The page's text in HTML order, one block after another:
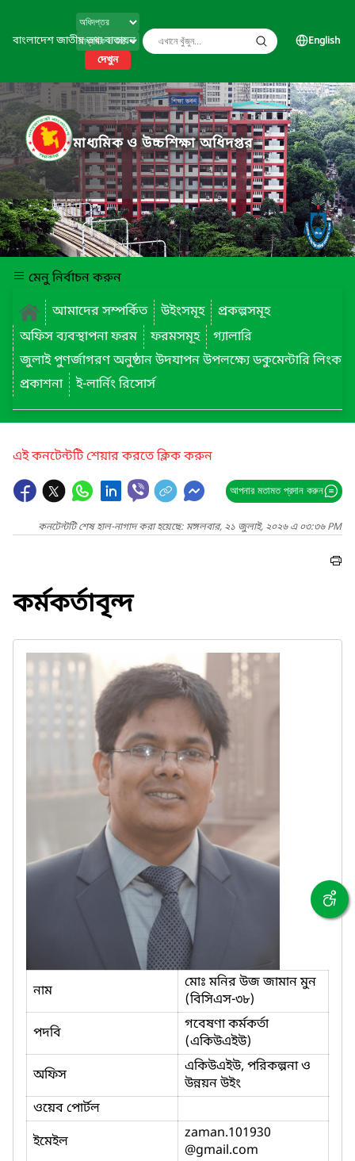
বাংলাদেশ জাতীয় তথ্য বাতায়ন
দেখুন
English
মাধ্যমিক ও উচ্চশিক্ষা অধিদপ্তর
মেনু নির্বাচন করুন
আমাদের সম্পর্কিত
উইংসমূহ
প্রকল্পসমূহ
অফিস ব্যবস্থাপনা ফরম
ফরমসমূহ
গ্যালারি
জুলাই পুণর্জাগরণ অনুষ্ঠান উদযাপন উপলক্ষ্যে ডকুমেন্টারি লিংক
প্রকাশনা
ই-লার্নিং রিসোর্স
এই কনটেন্টটি শেয়ার করতে ক্লিক করুন
আপনার মতামত প্রদান করুন
কনটেন্টটি শেষ হাল-নাগাদ করা হয়েছে: মঙ্গলবার, ২১ জুলাই, ২০২৬ এ ০৩:৩৬ PM
কর্মকর্তাবৃন্দ
নাম
মোঃ মনির উজ জামান মুন
(বিসিএস-৩৮)
পদবি
গবেষণা কর্মকর্তা
(একিউএইউ)
অফিস
একিউএইউ, পরিকল্পনা ও
উন্নয়ন উইং
ওয়েব পোর্টল
ইমেইল
zaman.101930
@gmail.com